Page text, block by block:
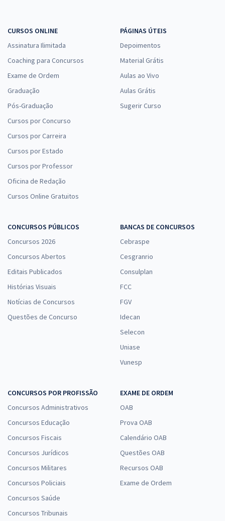
CURSOS ONLINE
Assinatura Ilimitada
Coaching para Concursos
Exame de Ordem
Graduação
Pós-Graduação
Cursos por Concurso
Cursos por Carreira
Cursos por Estado
Cursos por Professor
Oficina de Redação
Cursos Online Gratuitos
PÁGINAS ÚTEIS
Depoimentos
Material Grátis
Aulas ao Vivo
Aulas Grátis
Sugerir Curso
CONCURSOS PÚBLICOS
Concursos 2026
Concursos Abertos
Editais Publicados
Histórias Visuais
Notícias de Concursos
Questões de Concurso
BANCAS DE CONCURSOS
Cebraspe
Cesgranrio
Consulplan
FCC
FGV
Idecan
Selecon
Uniase
Vunesp
CONCURSOS POR PROFISSÃO
Concursos Administrativos
Concursos Educação
Concursos Fiscais
Concursos Jurídicos
Concursos Militares
Concursos Policiais
Concursos Saúde
Concursos Tribunais
EXAME DE ORDEM
OAB
Prova OAB
Calendário OAB
Questões OAB
Recursos OAB
Exame de Ordem